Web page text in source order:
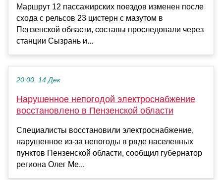
Маршрут 12 пассажирских поездов изменен после
схода с рельсов 23 цистерн с мазутом в
Пензенской области, составы проследовали через
станции Сызрань и...
20:00, 14 Дек
Нарушенное непогодой электроснабжение
восстановлено в Пензенской области
Специалисты восстановили электроснабжение,
нарушенное из-за непогоды в ряде населенных
пунктов Пензенской области, сообщил губернатор
региона Олег Ме...